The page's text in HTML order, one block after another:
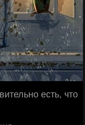
есть, что